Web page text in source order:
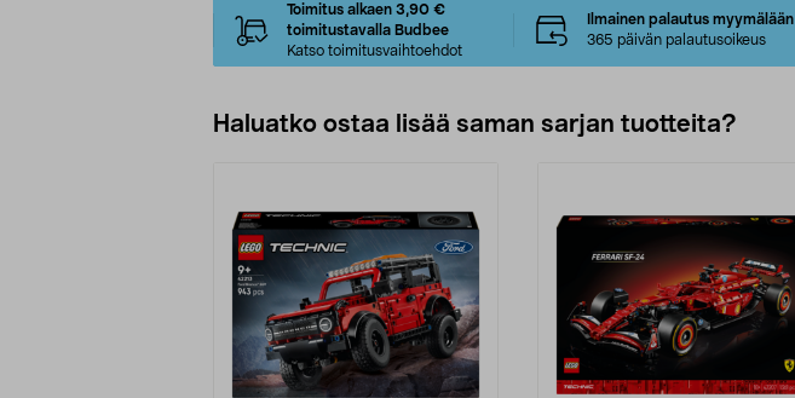
Toimitus alkaen 3,90 €
toimitustavalla Budbee
Katso toimitusvaihtoehdot
Ilmainen palautus myymälään
365 päivän palautusoikeus
Haluatko ostaa lisää saman sarjan tuotteita?